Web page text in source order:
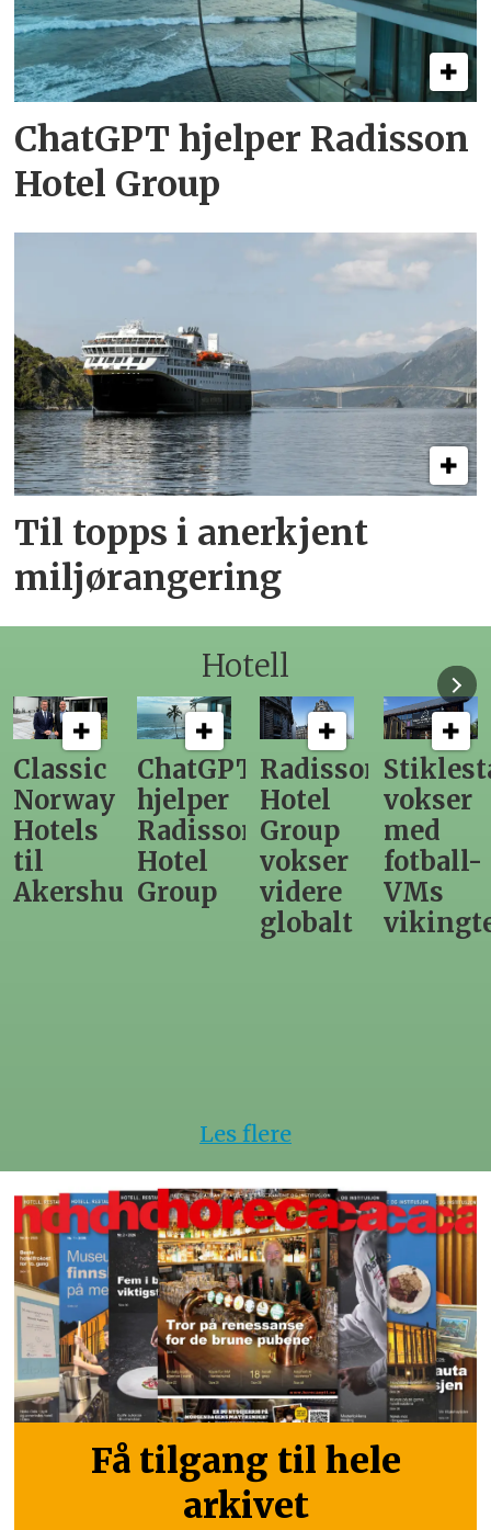
ChatGPT hjelper Radisson
Hotel Group
Til topps i anerkjent
miljørangering
Hotell
ChatGPT
hjelper
Radisson
Hotel
Group
Radisson
Hotel
Group
vokser
videre
Stiklestad
vokser
med
fotball-
VMs
vikingtematikk
Fra
direktør
til
nytt
Les flere
Få tilgang til hele
arkivet